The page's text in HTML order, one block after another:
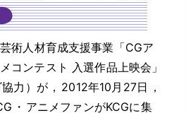
術人材育成支援事業「CGア
ンテスト 入選作品上映会」
協力）が ， 2012年10月27日 ，
・ アニメファンがKCGに集